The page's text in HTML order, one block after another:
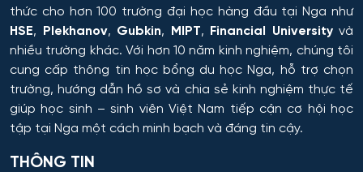
thức cho hơn 100 trường đại học hàng đầu tại Nga như
HSE, Plekhanov, Gubkin, MIPT, Financial Universityvà
nhiều trường khác. Với hơn 10 năm kinh nghiệm, chúng tôi
cung cấp thông tin học bổng du học Nga, hỗ trợ chọn
trường, hướng dẫn hồ sơ và chia sẻ kinh nghiệm thực tế
giúp học sinh – sinh viên Việt Nam tiếp cận cơ hội học
tập tại Nga một cách minh bạch và đáng tin cậy.
THÔNG TIN